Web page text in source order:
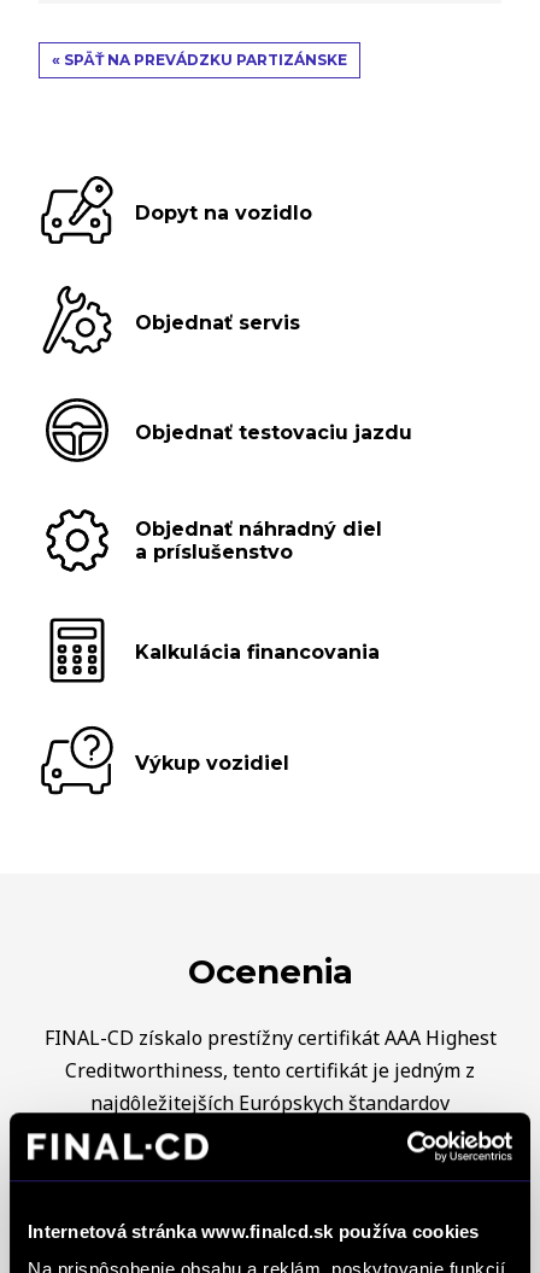
Internetová stránka www.finalcd.sk používa cookies
« SPÄŤ NA PREVÁDZKU PARTIZÁNSKE
Dopyt na vozidlo
Objednať servis
Objednať testovaciu jazdu
Objednať náhradný diel
a príslušenstvo
Kalkulácia financovania
Výkup vozidiel
Ocenenia
FINAL-CD získalo prestížny certifikát AAA Highest
Creditworthiness, tento certifikát je jedným z
najdôležitejších Európskych štandardov
definujúcich kvalitu obchodnej činnosti. Je
medzinárodne uznávanou známkou obchodnej
analytickej metodiky pre všetky európske trhy.
Spoločnosť FINAL-CD získala aj prestížny titul